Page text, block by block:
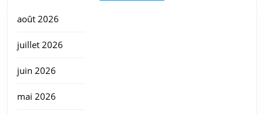
août 2026
juillet 2026
juin 2026
mai 2026